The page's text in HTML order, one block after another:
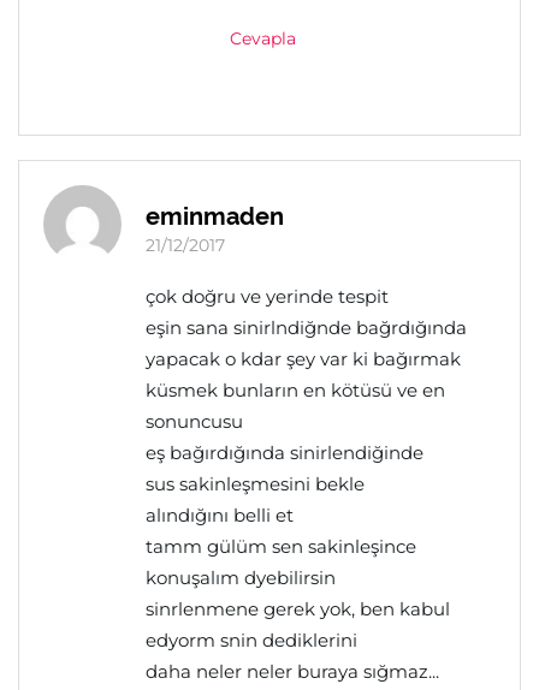
Cevapla
eminmaden
21/12/2017
çok doğru ve yerinde tespit
eşin sana sinirlndiğnde bağrdığında
yapacak o kdar şey var ki bağırmak
küsmek bunların en kötüsü ve en
sonuncusu
eş bağırdığında sinirlendiğinde
sus sakinleşmesini bekle
alındığını belli et
tamm gülüm sen sakinleşince
konuşalım dyebilirsin
sinrlenmene gerek yok, ben kabul
edyorm snin dediklerini
daha neler neler buraya sığmaz...